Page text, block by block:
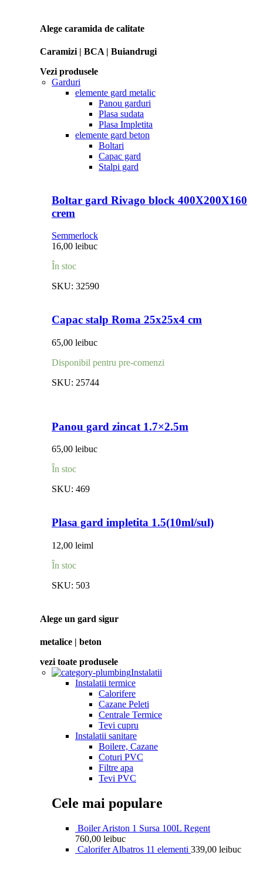
Alege caramida de calitate
Caramizi | BCA | Buiandrugi
Vezi produsele
Garduri
elemente gard metalic
Panou garduri
Plasa sudata
Plasa Impletita
elemente gard beton
Boltari
Capac gard
Stalpi gard
Boltar gard Rivago block 400X200X160
crem
Semmerlock
16,00 leibuc
În stoc
SKU: 32590
Capac stalp Roma 25x25x4 cm
65,00 leibuc
Disponibil pentru pre-comenzi
SKU: 25744
Panou gard zincat 1.7×2.5m
65,00 leibuc
În stoc
SKU: 469
Plasa gard impletita 1.5(10ml/sul)
12,00 leiml
În stoc
SKU: 503
Alege un gard sigur
metalice | beton
vezi toate produsele
Instalatii
Instalatii termice
Calorifere
Cazane Peleti
Centrale Termice
Tevi cupru
Instalatii sanitare
Boilere, Cazane
Coturi PVC
Filtre apa
Tevi PVC
Cele mai populare
Boiler Ariston 1 Sursa 100L Regent
760,00 leibuc
Calorifer Albatros 11 elementi 339,00 leibuc